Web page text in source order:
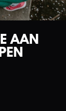
AAN